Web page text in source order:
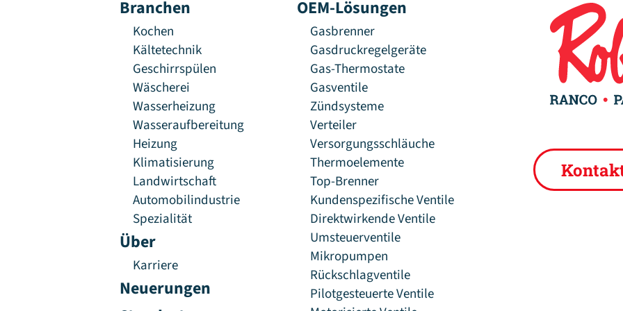
Branchen
Kochen
Kältetechnik
Geschirrspülen
Wäscherei
Wasserheizung
Wasseraufbereitung
Heizung
Klimatisierung
Landwirtschaft
Automobilindustrie
Spezialität
Über
Karriere
Neuerungen
OEM-Lösungen
Gasbrenner
Gasdruckregelgeräte
Gas-Thermostate
Gasventile
Zündsysteme
Verteiler
Versorgungsschläuche
Thermoelemente
Top-Brenner
Kundenspezifische Ventile
Direktwirkende Ventile
Umsteuerventile
Mikropumpen
Rückschlagventile
Pilotgesteuerte Ventile